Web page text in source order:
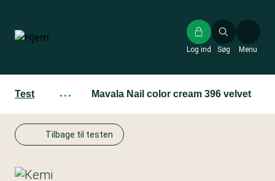
hovedindhold
Søg
Log ind Menu
Test ··· Mavala Nail color cream 396 velvet
Tilbage til testen